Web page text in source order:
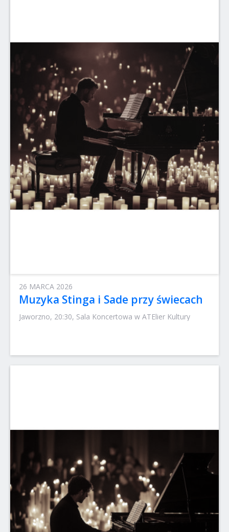
26 MARCA 2026
Muzyka Stinga i Sade przy świecach
Jaworzno, 20:30, Sala Koncertowa w ATElier Kultury